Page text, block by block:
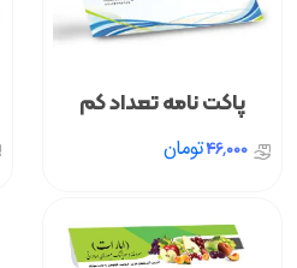
پاکت نامه تعداد کم
46,000تومان